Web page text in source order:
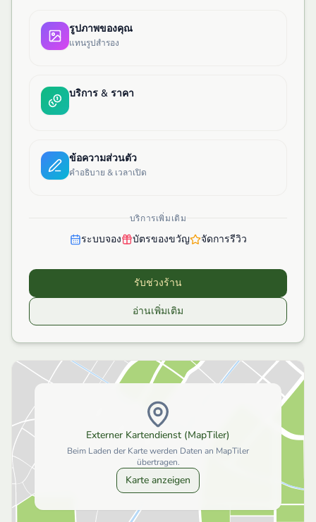
รูปภาพของคุณ
แทนรูปสำรอง
บริการ & ราคา
ข้อความส่วนตัว
คำอธิบาย & เวลาเปิด
บริการเพิ่มเติม
ระบบจอง บัตรของขวัญ จัดการรีวิว
รับช่วงร้าน
อ่านเพิ่มเติม
Externer Kartendienst (MapTiler)
Beim Laden der Karte werden Daten an MapTiler
übertragen.
Karte anzeigen